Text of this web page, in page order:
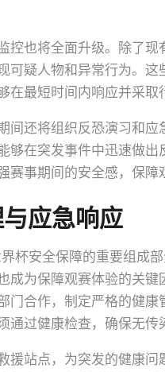
控也将全面升级。除了
可疑人物和异常行为。
最短时间内响应并采取
间还将组织反恐演习和
够在突发事件中迅速做
赛事期间的安全感，保障
应急响应
杯安全保障的重要组成
成为保障观赛体验的关
门合作，制定严格的健
过健康检查，确保无传
援站点，为突发的健康